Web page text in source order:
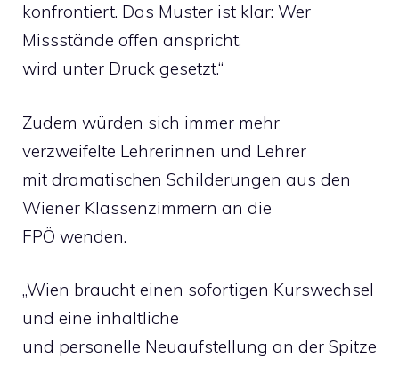
konfrontiert. Das Muster ist klar: Wer
Missstände offen anspricht,
wird unter Druck gesetzt.“
Zudem würden sich immer mehr
verzweifelte Lehrerinnen und Lehrer
mit dramatischen Schilderungen aus den
Wiener Klassenzimmern an die
FPÖ wenden.
„Wien braucht einen sofortigen Kurswechsel
und eine inhaltliche
und personelle Neuaufstellung an der Spitze